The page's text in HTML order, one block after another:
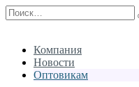
Перейти
к
Search
for:
Компания
Новости
Оптовикам